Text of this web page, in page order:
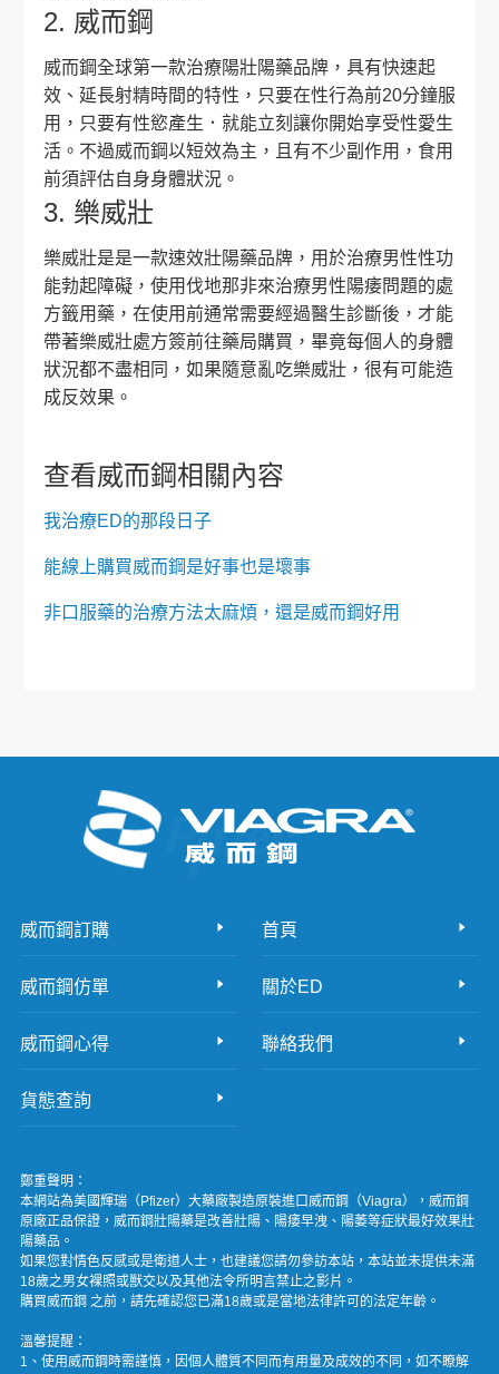
2. 威而鋼
威而鋼全球第一款治療陽壯陽藥品牌，具有快速起
效、延長射精時間的特性，只要在性行為前20分鐘服
用，只要有性慾產生．就能立刻讓你開始享受性愛生
活。不過威而鋼以短效為主，且有不少副作用，食用
前須評估自身身體狀況。
3. 樂威壯
樂威壯是是一款速效壯陽藥品牌，用於治療男性性功
能勃起障礙，使用伐地那非來治療男性陽痿問題的處
方籤用藥，在使用前通常需要經過醫生診斷後，才能
帶著樂威壯處方簽前往藥局購買，畢竟每個人的身體
狀況都不盡相同，如果隨意亂吃樂威壯，很有可能造
成反效果。
查看威而鋼相關內容
我治療ED的那段日子
能線上購買威而鋼是好事也是壞事
非口服藥的治療方法太麻煩，還是威而鋼好用
威而鋼訂購 首頁
威而鋼仿單 關於ED
威而鋼心得 聯絡我們
貨態查詢
鄭重聲明：
本網站為美國輝瑞（Pfizer）大藥廠製造原裝進口威而鋼（Viagra），威而鋼
原廠正品保證，威而鋼壯陽藥是改善壯陽、陽痿早洩、陽萎等症狀最好效果壯
陽藥品。
如果您對情色反感或是衛道人士，也建議您請勿參訪本站，本站並未提供未滿
18歲之男女裸照或獸交以及其他法令所明言禁止之影片。
購買威而鋼 之前，請先確認您已滿18歲或是當地法律許可的法定年齡。
溫馨提醒：
1、使用威而鋼時需謹慎，因個人體質不同而有用量及成效的不同，如不瞭解